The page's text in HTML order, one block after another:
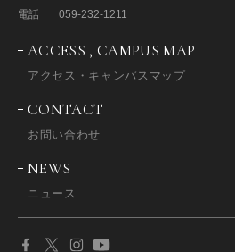
電話
059-232-1211
ACCESS , CAMPUS MAP
アクセス・キャンパスマップ
CONTACT
お問い合わせ
NEWS
ニュース